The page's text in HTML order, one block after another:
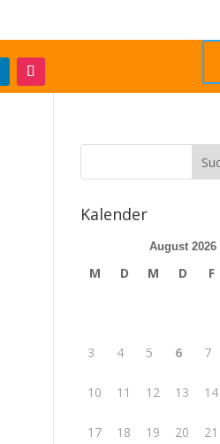
Kalender
August 2026
M D M D F
3 4 5 6 7
10 11 12 13 14
17 18 19 20 21